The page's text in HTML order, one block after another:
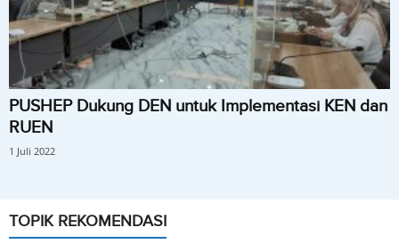
PUSHEP Dukung DEN untuk Implementasi KEN dan
RUEN
1 Juli 2022
TOPIK REKOMENDASI